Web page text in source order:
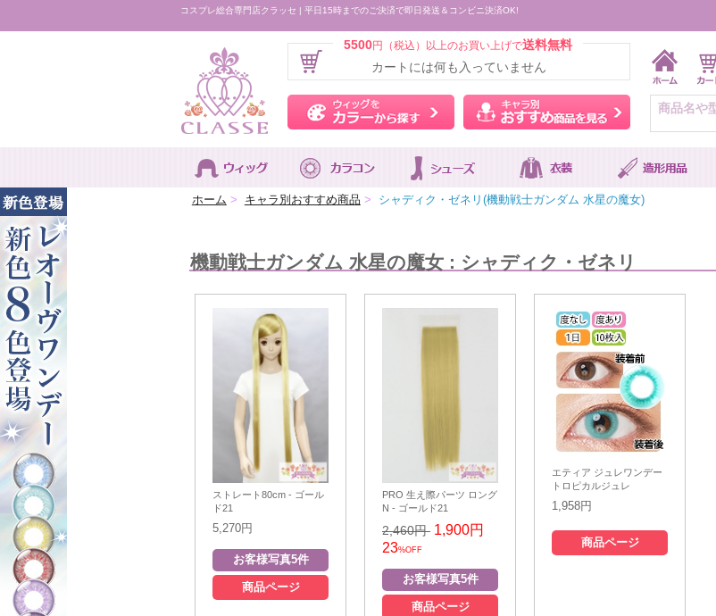
コスプレ総合専門店クラッセ | 平日15時までのご決済で即日発送＆コンビニ決済OK!
5500円（税込）以上のお買い上げで送料無料
カートには何も入っていません
ウィッグをカラーから探す キャラ別お
ホーム > キャラ別おすすめ商品 > シャディク・ゼネリ(機動戦士ガンダム 水星の魔女)
機動戦士ガンダム 水星の魔女 : シャディク・ゼネリ
ストレート80cm - ゴール
ド21
5,270円
商品ページ
PRO 生え際パーツ ロング
N - ゴールド21
2,460円 1,900円
23%OFF
商品ページ
エティア ジュレワンデー
トロピカルジュレ
1,958円
商品ページ